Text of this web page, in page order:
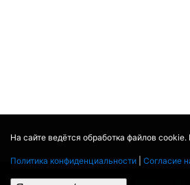
На сайте ведётся обработка файлов
Политика конфиденциальности Согласие